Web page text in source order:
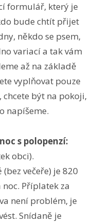
formulář, který je
bude chtít přijet
někdo se psem,
variací a tak vám
až na základě
vyplňovat pouze
být na pokoji,
napíšeme.
s polopenzí:
obci).
večeře) je 820
noc. Příplatek za
není problém, je
Snídaně je